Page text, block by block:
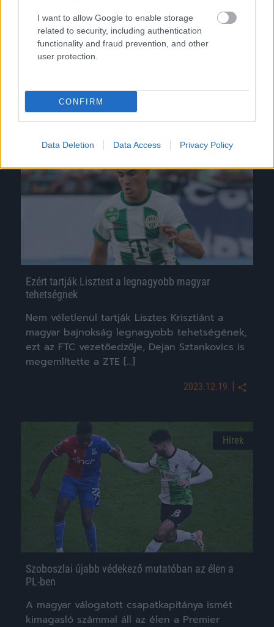
I want to allow Google to enable storage
related to security, including authentication
functionality and fraud prevention, and other
user protection.
CONFIRM
Data Deletion Data Access Privacy Policy
A Nemzetközi Sporttanulmányok Központjának
(CIES) kutatási szervezete a világ 52
országának bajnokságait figyelembe véve
készített felmérést a játékosok klubonkénti
Hírek
Ezért tartják Lisztest a legnagyobb magyar
tehetségnek
Nem véletlenül tartják Lisztes Krisztiánt a
magyar bajnokság legnagyobb tehetségének,
ezt az FTC vezetőedzője, Dejan Sztankovics is
megemlítette a ZTE […]
2023.12.19. |
Hírek
Szoboszlai újabb védekező mutatóban az élen a
PL-ben
A magyar válogatott csapatkapitánya ismét
kimagasló számmal áll az élen a Premier